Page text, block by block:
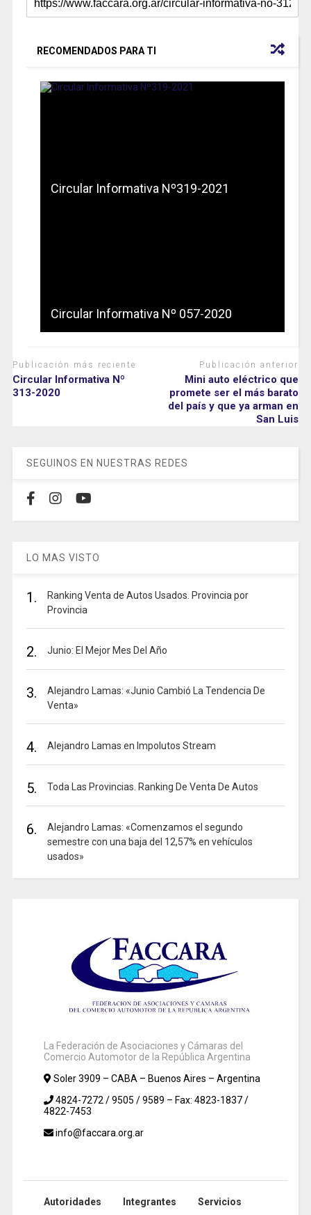
RECOMENDADOS PARA TI
Circular Informativa Nº319-2021
Circular Informativa Nº 057-2020
Publicación más reciente
Circular Informativa Nº
313-2020
Publicación anterior
Mini auto eléctrico que
promete ser el más barato
del país y que ya arman en
San Luis
SEGUINOS EN NUESTRAS REDES
LO MAS VISTO
1.
Ranking Venta de Autos Usados. Provincia por
Provincia
2. Junio: El Mejor Mes Del Año
3.
Alejandro Lamas: «Junio Cambió La Tendencia De
Venta»
4. Alejandro Lamas en Impolutos Stream
5. Toda Las Provincias. Ranking De Venta De Autos
6.
Alejandro Lamas: «Comenzamos el segundo
semestre con una baja del 12,57% en vehículos
usados»
La Federación de Asociaciones y Cámaras del
Comercio Automotor de la República Argentina
Soler 3909 – CABA – Buenos Aires – Argentina
4824-7272 / 9505 / 9589 – Fax: 4823-1837 /
4822-7453
info@faccara.org.ar
Autoridades Integrantes Servicios